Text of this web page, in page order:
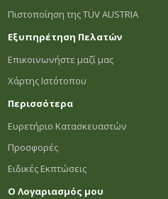
Πιστοποίηση της TÜV AUSTRIA
Εξυπηρέτηση Πελατών
Επικοινωνήστε μαζί μας
Χάρτης Ιστότοπου
Περισσότερα
Ευρετήριο Κατασκευαστών
Προσφορές
Ειδικές Εκπτώσεις
Ο Λογαριασμός μου